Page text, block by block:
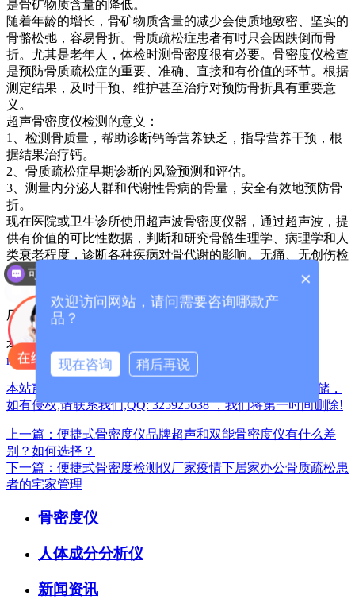
是骨矿物质含量的降低。
随着年龄的增长，骨矿物质含量的减少会使质地致密、坚实的
骨骼松弛，容易骨折。骨质疏松症患者有时只会因跌倒而骨
折。尤其是老年人，体检时测骨密度很有必要。 骨密度仪检查
是预防骨质疏松症的重要、准确、直接和有价值的环节。根据
测定结果，及时干预、维护甚至治疗对预防骨折具有重要意
义。
超声骨密度仪检测的意义：
1、检测骨质量，帮助诊断钙等营养缺乏，指导营养干预，根
据结果治疗钙。
2、骨质疏松症早期诊断的风险预测和评估。
3、测量内分泌人群和代谢性骨病的骨量，安全有效地预防骨
折。
现在医院或卫生诊所使用超声波骨密度仪器，通过超声波，提
供有价值的可比性数据，判断和研究骨骼生理学、病理学和人
类衰老程度，诊断各种疾病对骨代谢的影响。无痛、无创伤检
查项目。
厂家咨询电话：13626329298（微信同号）
本篇文章网址：
m=home&c=View&a=index&aid=1409
本站声明:网站部分内容及图片来源于网络,本站只提供存储，
如有侵权,请联系我们,QQ: 325925638 ，我们将第一时间删除!
上一篇：便捷式骨密度仪品牌超声和双能骨密度仪有什么差
别？如何选择？
下一篇：便捷式骨密度检测仪厂家疫情下居家办公骨质疏松患
者的宅家管理
骨密度仪
人体成分分析仪
新闻资讯
可以介绍下你们的产品么？
你们是怎么收费的呢？
×
欢迎访问网站，请问需要咨询哪款产
品？
现在咨询 稍后再说